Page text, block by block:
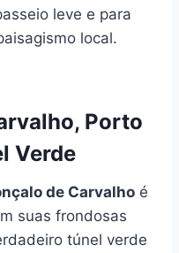
leve e para
local.
Porto
Verde
de Carvalho é
suas frondosas
túnel verde